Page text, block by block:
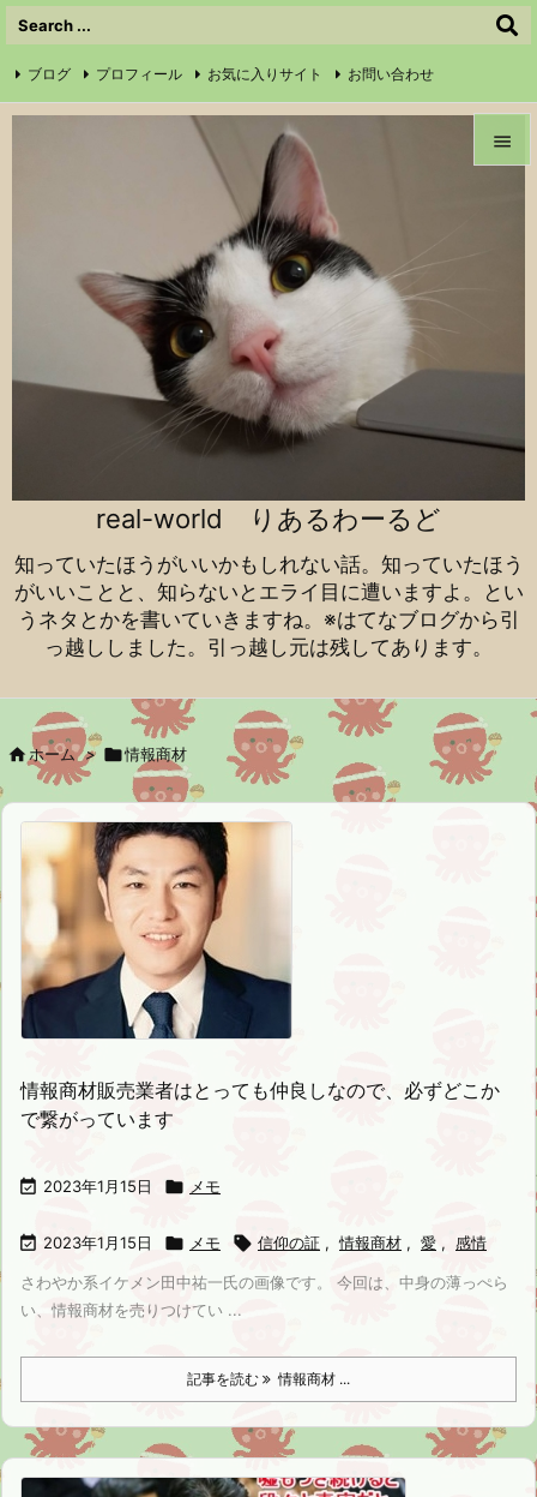
real-world りあるわーるど
知っていたほうがいいかもしれない話。知っていたほう
がいいことと、知らないとエライ目に遭いますよ。とい
うネタとかを書いていきますね。※はてなブログから引
っ越ししました。引っ越し元は残してあります。

ブログ プロフィール お気に入りサイト お問い合わせ
信仰の証 Instagram
ホーム > 情報商材
情報商材販売業者はとっても仲良しなので、必ずどこか
で繋がっています
 2023年1月15日  メモ
 2023年1月15日  メモ  信仰の証 , 情報商材 , 愛 , 感情
さわやか系イケメン田中祐一氏の画像です。 今回は、中身の薄っぺら
い、情報商材を売りつけてい ...
記事を読む 情報商材 ...